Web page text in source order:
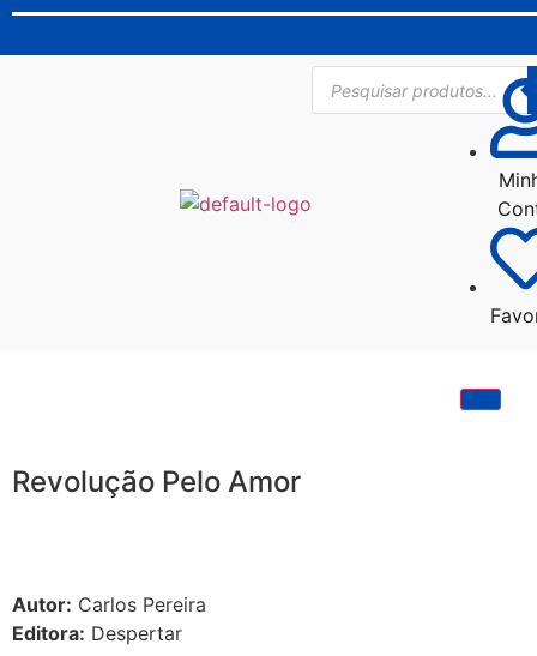
Revolução Pelo Amor
Autor: Carlos Pereira
Editora: Despertar